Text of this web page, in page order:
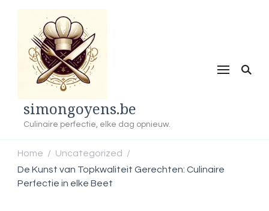
simongoyens.be
Culinaire perfectie, elke dag opnieuw.
Home / Uncategorized
/
De Kunst van Topkwaliteit Gerechten: Culinaire
Perfectie in elke Beet